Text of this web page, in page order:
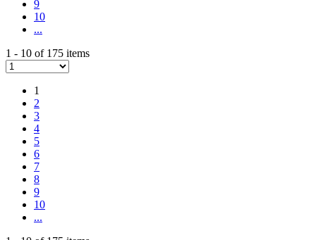
9
10
...
1 - 10 of 175 items
1
2
3
4
5
6
7
8
9
10
...